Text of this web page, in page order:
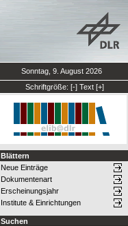
Sonntag, 9. August 2026
Schriftgröße: [-] Text [+]
Blättern
Neue Einträge
Dokumentenart
Erscheinungsjahr
Institute & Einrichtungen
Suchen